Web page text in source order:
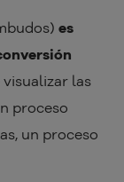
es
visualizar las
proceso
un proceso